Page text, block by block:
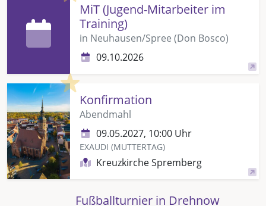
MiT (Jugend-Mitarbeiter im
Training)
in Neuhausen/Spree (Don Bosco)
09.10.2026
Highlight
Konfirmation
Abendmahl
09.05.2027, 10:00 Uhr
EXAUDI (MUTTERTAG)
Kreuzkirche Spremberg
Fußballturnier in Drehnow